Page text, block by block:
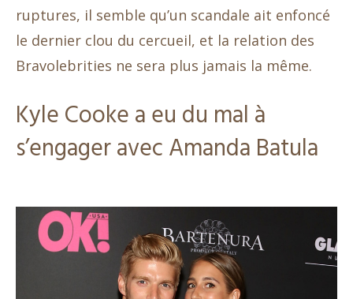
ruptures, il semble qu’un scandale ait enfoncé
le dernier clou du cercueil, et la relation des
Bravolebrities ne sera plus jamais la même.
Kyle Cooke a eu du mal à
s’engager avec Amanda Batula